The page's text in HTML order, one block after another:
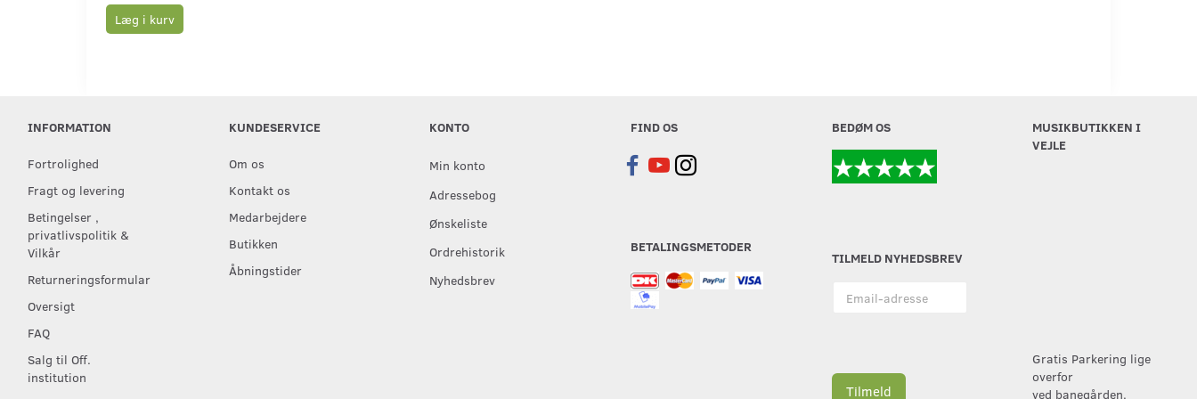
Læg i kurv
INFORMATION
Fortrolighed
Fragt og levering
Betingelser ,
privatlivspolitik &
Vilkår
Returneringsformular
Oversigt
FAQ
Salg til Off.
institution
KUNDESERVICE
Om os
Kontakt os
Medarbejdere
Butikken
Åbningstider
KONTO
Min konto
Adressebog
Ønskeliste
Ordrehistorik
Nyhedsbrev
FIND OS
BETALINGSMETODER
BEDØM OS
TILMELD NYHEDSBREV
adresse
Tilmeld
MUSIKBUTIKKEN I
VEJLE
Gratis Parkering lige
overfor
ved banegården.